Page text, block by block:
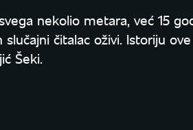
nekolio metara, već 15
čitalac oživi. Istoriju
Šeki.